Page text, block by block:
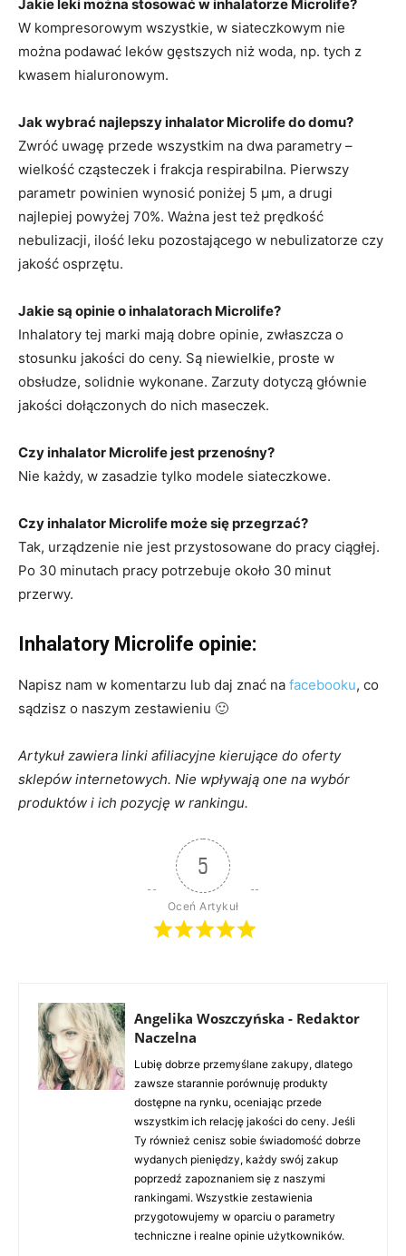
Jakie leki można stosować w inhalatorze Microlife?
W kompresorowym wszystkie, w siateczkowym nie
można podawać leków gęstszych niż woda, np. tych z
kwasem hialuronowym.
Jak wybrać najlepszy inhalator Microlife do domu?
Zwróć uwagę przede wszystkim na dwa parametry –
wielkość cząsteczek i frakcja respirabilna. Pierwszy
parametr powinien wynosić poniżej 5 µm, a drugi
najlepiej powyżej 70%. Ważna jest też prędkość
nebulizacji, ilość leku pozostającego w nebulizatorze czy
jakość osprzętu.
Jakie są opinie o inhalatorach Microlife?
Inhalatory tej marki mają dobre opinie, zwłaszcza o
stosunku jakości do ceny. Są niewielkie, proste w
obsłudze, solidnie wykonane. Zarzuty dotyczą głównie
jakości dołączonych do nich maseczek.
Czy inhalator Microlife jest przenośny?
Nie każdy, w zasadzie tylko modele siateczkowe.
Czy inhalator Microlife może się przegrzać?
Tak, urządzenie nie jest przystosowane do pracy ciągłej.
Po 30 minutach pracy potrzebuje około 30 minut
przerwy.
Inhalatory Microlife opinie:
Napisz nam w komentarzu lub daj znać na facebooku, co
sądzisz o naszym zestawieniu 🙂
Artykuł zawiera linki afiliacyjne kierujące do oferty
sklepów internetowych. Nie wpływają one na wybór
produktów i ich pozycję w rankingu.
5
Oceń Artykuł
Angelika Woszczyńska - Redaktor
Naczelna
Lubię dobrze przemyślane zakupy, dlatego
zawsze starannie porównuję produkty
dostępne na rynku, oceniając przede
wszystkim ich relację jakości do ceny. Jeśli
Ty również cenisz sobie świadomość dobrze
wydanych pieniędzy, każdy swój zakup
poprzedź zapoznaniem się z naszymi
rankingami. Wszystkie zestawienia
przygotowujemy w oparciu o parametry
techniczne i realne opinie użytkowników.